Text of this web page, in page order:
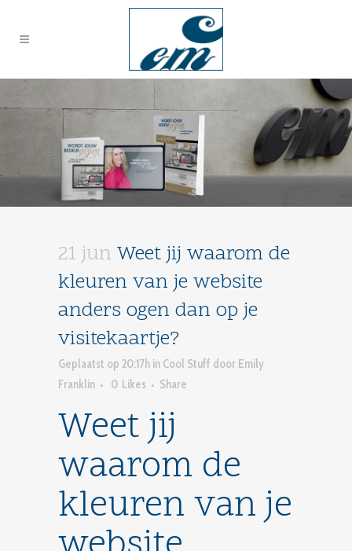
21 jun Weet jij waarom de
kleuren van je website
anders ogen dan op je
visitekaartje?
Geplaatst op 20:17h in Cool Stuff door Emily
Franklin
0 Likes Share
Weet jij
waarom de
kleuren van je